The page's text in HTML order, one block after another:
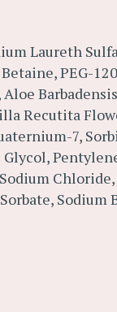
Laureth
PEG-
Recutita
7,
Sodium